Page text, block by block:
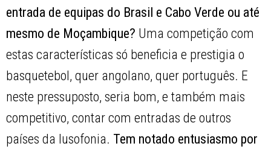
entrada de equipas do Brasil e Cabo Verde ou até
mesmo de Moçambique? Uma competição com
estas características só beneficia e prestigia o
basquetebol, quer angolano, quer português. E
neste pressuposto, seria bom, e também mais
competitivo, contar com entradas de outros
países da lusofonia. Tem notado entusiasmo por